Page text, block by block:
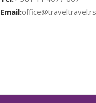
Email:office@traveltravel.rs